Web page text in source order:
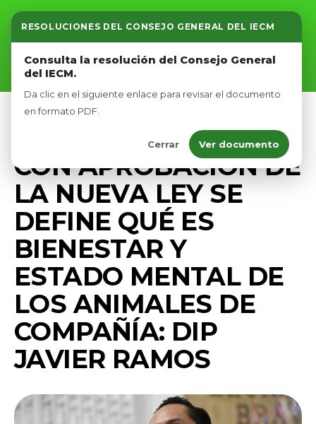
RESOLUCIONES DEL CONSEJO GENERAL DEL IECM
Consulta la resolución del Consejo General
del IECM.
Da clic en el siguiente enlace para revisar el documento
en formato PDF.
Cerrar Ver documento
Inicio
Nosotros
Afíliate
PRENSA
CON APROBACIÓN DE
LA NUEVA LEY SE
DEFINE QUÉ ES
BIENESTAR Y
ESTADO MENTAL DE
LOS ANIMALES DE
COMPAÑÍA: DIP
JAVIER RAMOS